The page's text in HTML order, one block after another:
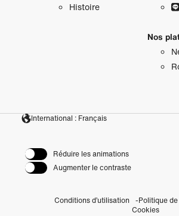
Histoire
Nos
International : Français
Réduire les animations
Augmenter le contraste
Conditions d’utilisation
Politique
Cookies